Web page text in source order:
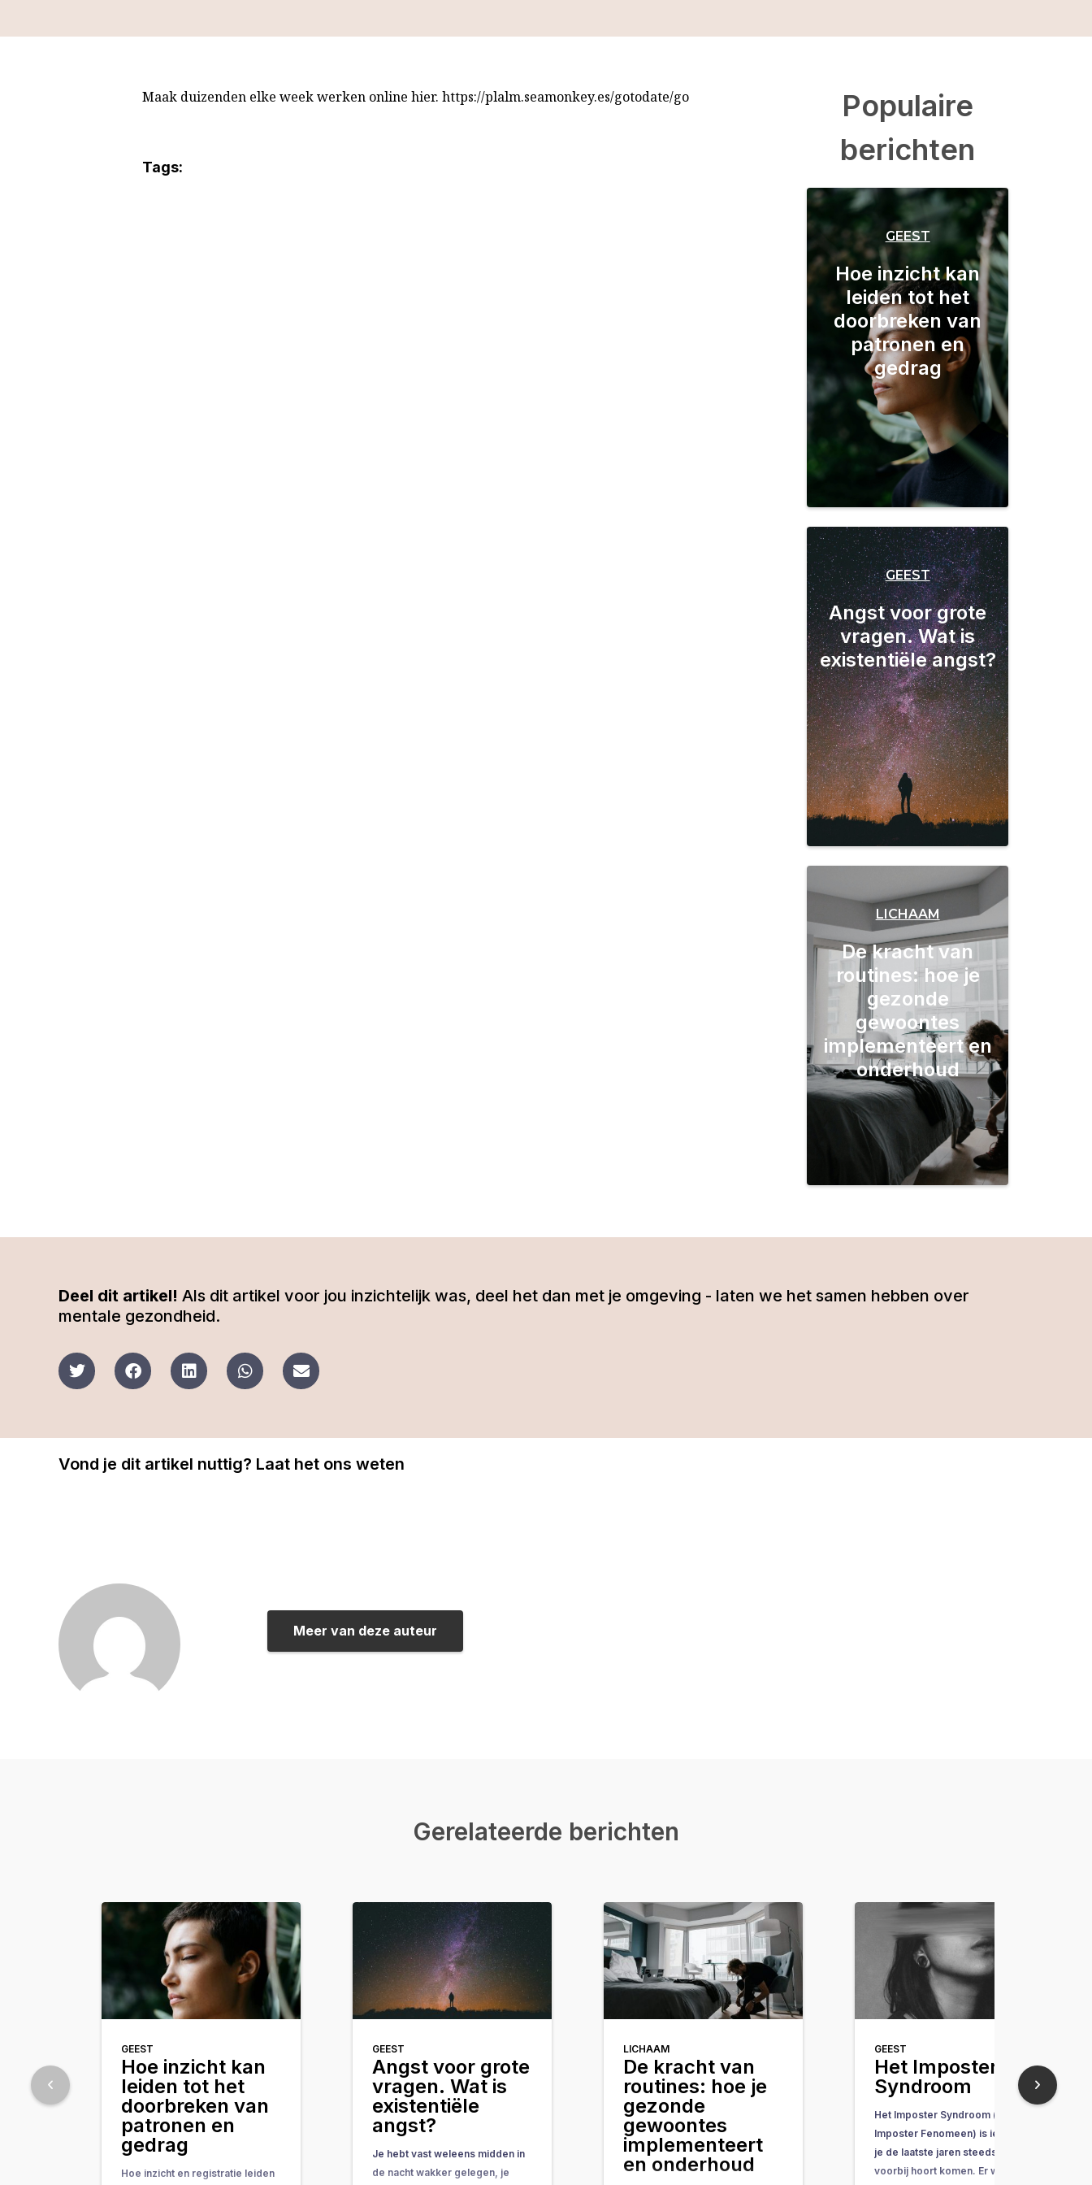
Maak duizenden elke week werken online hier. https://plalm.seamonkey.es/gotodate/go
Tags:
Populaire
berichten
GEEST
Hoe inzicht kan
leiden tot het
doorbreken van
patronen en
gedrag
GEEST
Angst voor grote
vragen. Wat is
existentiële angst?
LICHAAM
De kracht van
routines: hoe je
gezonde
gewoontes
implementeert en
onderhoud
Deel dit artikel! Als dit artikel voor jou inzichtelijk was, deel het dan met je omgeving - laten we het samen hebben over
mentale gezondheid.
Vond je dit artikel nuttig? Laat het ons weten
Meer van deze auteur
Gerelateerde berichten
GEEST
Hoe inzicht kan
leiden tot het
doorbreken van
patronen en
gedrag
Hoe inzicht en registratie leiden
GEEST
Angst voor grote
vragen. Wat is
existentiële
angst?
Je hebt vast weleens midden in
de nacht wakker gelegen, je
LICHAAM
De kracht van
routines: hoe je
gezonde
gewoontes
implementeert
en onderhoud
GEEST
Het Imposter
Syndroom
Het Imposter Syndroom (of
Imposter Fenomeen) is iets wat
je de laatste jaren steeds vaker
voorbij hoort komen. Er wordt